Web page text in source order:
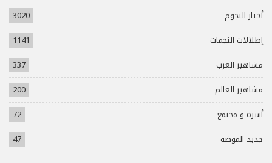
أخبار النجوم
3020
إطلالات النجمات
1141
مشاهير العرب
337
مشاهير العالم
200
أسرة و مجتمع
72
جديد الموضة
47